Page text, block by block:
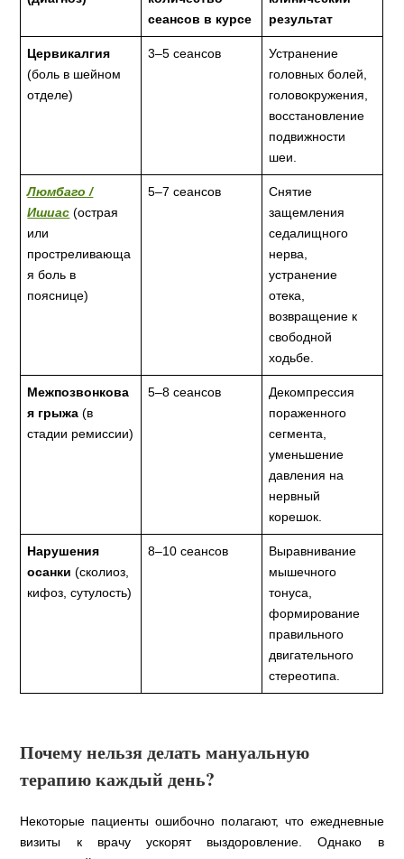
сеансов в курсе
результат
Цервикалгия
(боль в шейном
отделе)
3–5 сеансов
Устранение
головных болей,
головокружения,
восстановление
подвижности
шеи.
Люмбаго /
Ишиас (острая
или
простреливающа
я боль в
пояснице)
5–7 сеансов
Снятие
защемления
седалищного
нерва,
устранение
отека,
возвращение к
свободной
ходьбе.
Межпозвонкова
я грыжа (в
стадии ремиссии)
5–8 сеансов
Декомпрессия
пораженного
сегмента,
уменьшение
давления на
нервный
корешок.
Нарушения
осанки (сколиоз,
кифоз, сутулость)
8–10 сеансов
Выравнивание
мышечного
тонуса,
формирование
правильного
двигательного
стереотипа.
Почему нельзя делать мануальную
терапию каждый день?
Некоторые пациенты ошибочно полагают, что ежедневные
визиты к врачу ускорят выздоровление. Однако в